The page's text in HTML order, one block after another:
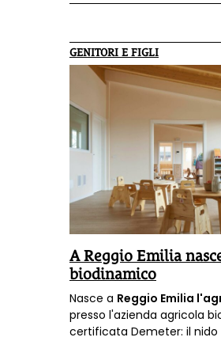
GENITORI E FIGLI
A Reggio Emilia
biodinamico
Nasce a Reggio Emilia
presso l'azienda agricola
certificata Demeter: il nido